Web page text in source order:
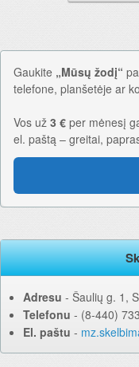
Gaukite „Mūsų žodį“
telefone, planšetėje ar
Vos už 3 € per mėnesį
el. paštą – greitai,
Adresu ‐ Šaulių g. 1,
Telefonu ‐ (8-440)
El. paštu ‐